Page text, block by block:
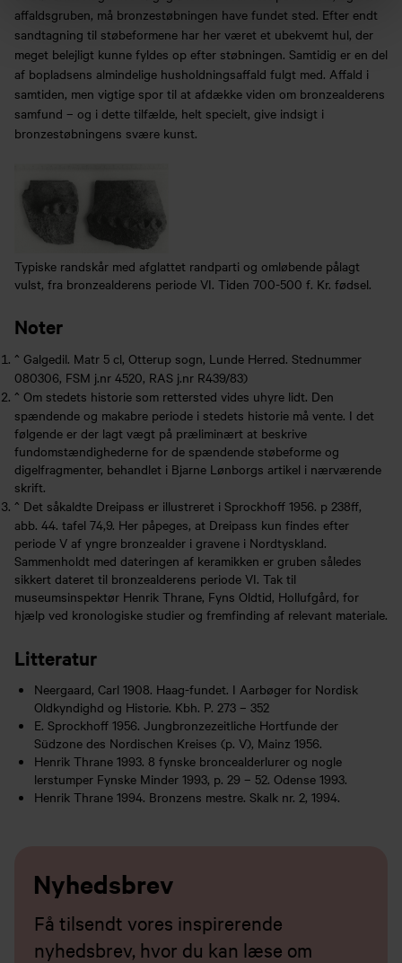
affaldsgruben, må bronzestøbningen have fundet sted. Efter endt
sandtagning til støbeformene har her været et ubekvemt hul, der
meget belejligt kunne fyldes op efter støbningen. Samtidig er en del
af bopladsens almindelige husholdningsaffald fulgt med. Affald i
samtiden, men vigtige spor til at afdække viden om bronzealderens
samfund – og i dette tilfælde, helt specielt, give indsigt i
bronzestøbningens svære kunst.
Typiske randskår med afglattet randparti og omløbende pålagt
vulst, fra bronzealderens periode VI. Tiden 700-500 f. Kr. fødsel.
Noter
^ Galgedil. Matr 5 cl, Otterup sogn, Lunde Herred. Stednummer
080306, FSM j.nr 4520, RAS j.nr R439/83)
^ Om stedets historie som rettersted vides uhyre lidt. Den
spændende og makabre periode i stedets historie må vente. I det
følgende er der lagt vægt på præliminært at beskrive
fundomstændighederne for de spændende støbeforme og
digelfragmenter, behandlet i Bjarne Lønborgs artikel i nærværende
skrift.
^ Det såkaldte Dreipass er illustreret i Sprockhoff 1956. p 238ff,
abb. 44. tafel 74,9. Her påpeges, at Dreipass kun findes efter
periode V af yngre bronzealder i gravene i Nordtyskland.
Sammenholdt med dateringen af keramikken er gruben således
sikkert dateret til bronzealderens periode VI. Tak til
museumsinspektør Henrik Thrane, Fyns Oldtid, Hollufgård, for
hjælp ved kronologiske studier og fremfinding af relevant materiale.
Litteratur
Neergaard, Carl 1908. Haag-fundet. I Aarbøger for Nordisk
Oldkyndighd og Historie. Kbh. P. 273 – 352
E. Sprockhoff 1956. Jungbronzezeitliche Hortfunde der
Südzone des Nordischen Kreises (p. V), Mainz 1956.
Henrik Thrane 1993. 8 fynske broncealderlurer og nogle
lerstumper Fynske Minder 1993, p. 29 – 52. Odense 1993.
Henrik Thrane 1994. Bronzens mestre. Skalk nr. 2, 1994.
Nyhedsbrev
Få tilsendt vores inspirerende
nyhedsbrev, hvor du kan læse om